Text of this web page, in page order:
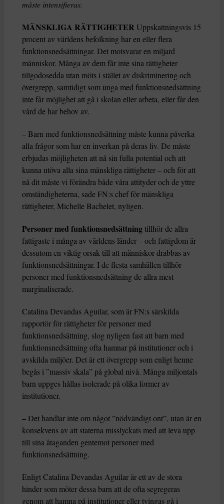
måste intensifieras.
MÄNSKLIGA RÄTTIGHETER Uppskattningsvis 15
procent av världens befolkning har en eller flera
funktionsnedsättningar. Det motsvarar en miljard
människor. Många av dem får inte sina rättigheter
tillgodosedda utan möts i stället av diskriminering och
övergrepp, samtidigt som unga med funktionsnedsättning
inte får möjlighet att gå i skolan eller arbeta, eller får den
vård de har behov av.
– Barn med funktionsnedsättning måste kunna påverka
alla frågor som har en inverkan på deras liv. De måste
erbjudas möjligheten att nå sin fulla potential och att
kunna utöva alla sina mänskliga rättigheter – och för att
nå dit måste vi förändra både våra attityder och de yttre
omständigheterna, sade FN:s chef för mänskliga
rättigheter, Michelle Bachelet, nyligen.
Personer med funktionsnedsättningtillhör de allra
fattigaste i många av världens länder – och fattigdom är
dessutom en viktig orsak till att människor drabbas av
funktionsnedsättningar. I de flesta samhällen tillhör
personer med funktionsnedsättning de allra mest
marginaliserade.
Catalina Devandas Aguilar, som är FN:s särskilda
rapportör för rättigheter för personer med
funktionsnedsättning, slog nyligen fast att barn med
funktionsnedsättning ofta hamnar på institutioner och i
avskilda miljöer. Det är ett övergrepp som enligt henne
begås i ”massiv skala” på global nivå. Många miljontals
barn uppges hållas isolerade på olika former av
institutioner.
– Det handlar inte om något ”nödvändigt ont”, utan är en
konsekvens av att staterna misslyckats med att leva upp
till sina åtaganden gentemot personer med
funktionsnedsättning.
Enligt Catalina Devandas Aguilar är ett av de stora
hinder som möter dessa barn att de ofta segregeras
genom att hamna på institutioner eller tvingas gå i